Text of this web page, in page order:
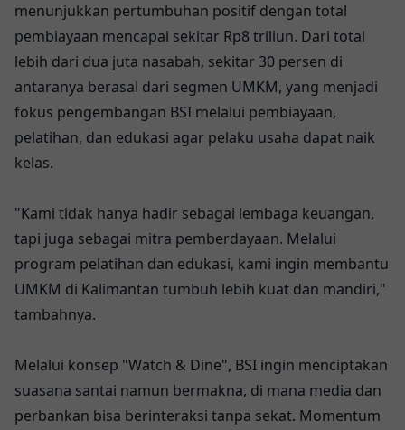
menunjukkan pertumbuhan positif dengan total
pembiayaan mencapai sekitar Rp8 triliun. Dari total
lebih dari dua juta nasabah, sekitar 30 persen di
antaranya berasal dari segmen UMKM, yang menjadi
fokus pengembangan BSI melalui pembiayaan,
pelatihan, dan edukasi agar pelaku usaha dapat naik
kelas.
"Kami tidak hanya hadir sebagai lembaga keuangan,
tapi juga sebagai mitra pemberdayaan. Melalui
program pelatihan dan edukasi, kami ingin membantu
UMKM di Kalimantan tumbuh lebih kuat dan mandiri,"
tambahnya.
Melalui konsep "Watch & Dine", BSI ingin menciptakan
suasana santai namun bermakna, di mana media dan
perbankan bisa berinteraksi tanpa sekat. Momentum